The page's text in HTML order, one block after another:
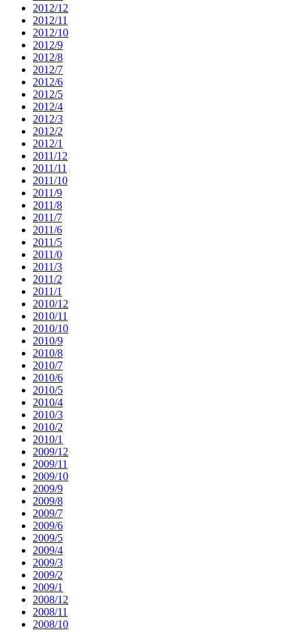
2012/12
2012/11
2012/10
2012/9
2012/8
2012/7
2012/6
2012/5
2012/4
2012/3
2012/2
2012/1
2011/12
2011/11
2011/10
2011/9
2011/8
2011/7
2011/6
2011/5
2011/0
2011/3
2011/2
2011/1
2010/12
2010/11
2010/10
2010/9
2010/8
2010/7
2010/6
2010/5
2010/4
2010/3
2010/2
2010/1
2009/12
2009/11
2009/10
2009/9
2009/8
2009/7
2009/6
2009/5
2009/4
2009/3
2009/2
2009/1
2008/12
2008/11
2008/10